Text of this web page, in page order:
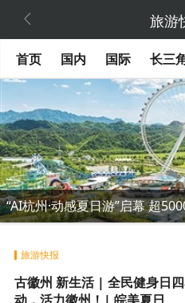
 旅游
首页 国内 国际 长三
旅游快报
古徽州 新生活 | 全民健身日